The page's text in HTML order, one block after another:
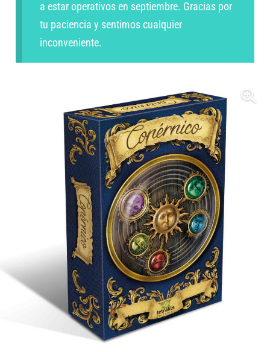
a estar operativos en septiembre. Gracias por
tu paciencia y sentimos cualquier
inconveniente.